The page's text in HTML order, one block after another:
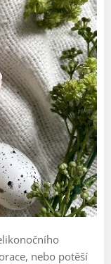
nebo potěší